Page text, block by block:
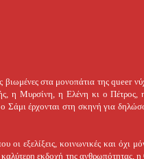
βιωμένες στα μονοπάτια της queer
η Μυρσίνη, η Ελένη κι ο Πέτρος,
Σάμι έρχονται στη σκηνή για
οι εξελίξεις, κοινωνικές και όχι
καλύτερη εκδοχή της